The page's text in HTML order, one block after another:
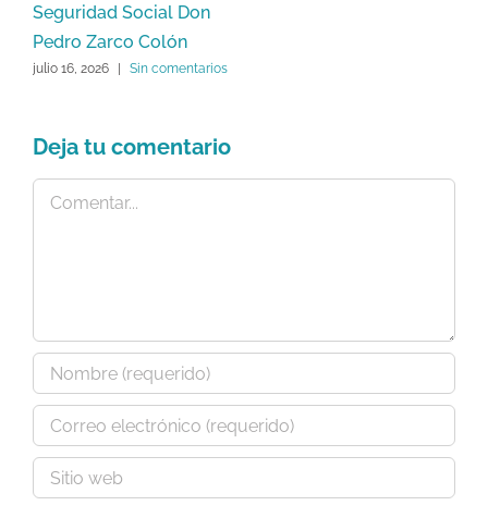
Seguridad Social Don
Pedro Zarco Colón
julio 16, 2026 Sin comentarios
Deja tu comentario